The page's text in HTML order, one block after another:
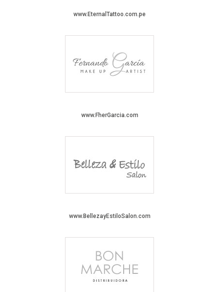
www.EternalTattoo.com.pe
www.FherGarcia.com
www.BellezayEstiloSalon.com